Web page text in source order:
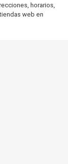
horarios,
web en